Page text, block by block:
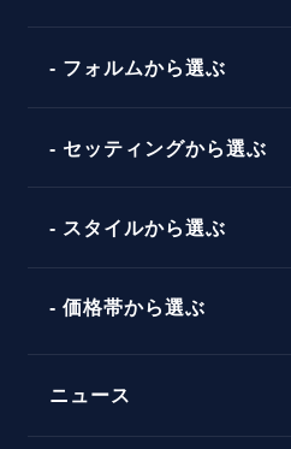
婚約指輪マッチング診断
タイミング
言葉
プラチナ
コンビネーション
フォルムから選ぶ
ストレートライン
セッティングから選ぶ
ソリテール
ラインメレ
スタイルから選ぶ
シンプル
モード
価格帯から選ぶ
ニュース